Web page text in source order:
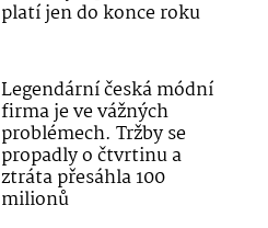
platí jen do konce roku
Legendární česká módní
firma je ve vážných
problémech. Tržby se
propadly o čtvrtinu a
ztráta přesáhla 100
milionů